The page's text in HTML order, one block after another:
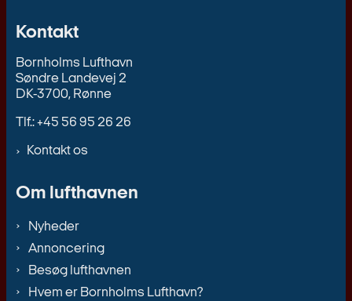
Kontakt
Bornholms Lufthavn
Søndre Landevej 2
DK-3700, Rønne
Tlf.: +45 56 95 26 26
Kontakt os
Om lufthavnen
Nyheder
Annoncering
Besøg lufthavnen
Hvem er Bornholms Lufthavn?